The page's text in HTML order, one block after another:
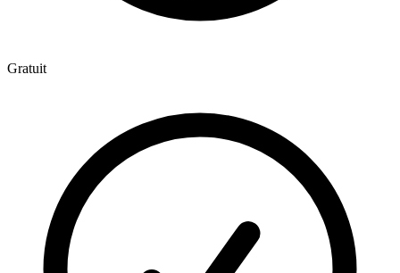
Gratuit